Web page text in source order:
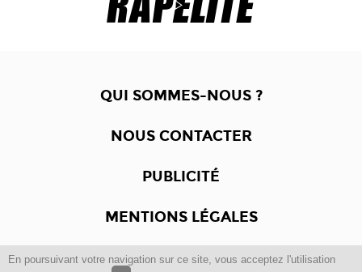
En poursuivant votre navigation sur ce site, vous acceptez l'utilisation
QUI SOMMES-NOUS ?
NOUS CONTACTER
PUBLICITÉ
MENTIONS LÉGALES
Copyright © 2012 -2017Dewalgo- Tous droits réservés.